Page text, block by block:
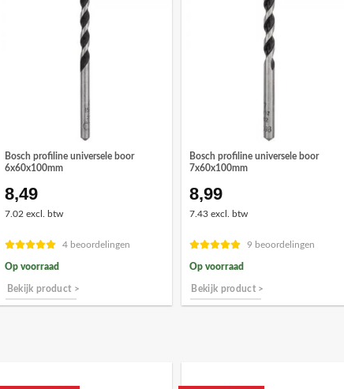
Bosch profiline universele boor
6x60x100mm
8,49
7.02 excl. btw
4 beoordelingen
Op voorraad
Bekijk product >
Bosch profiline universele boor
7x60x100mm
8,99
7.43 excl. btw
9 beoordelingen
Op voorraad
Bekijk product >